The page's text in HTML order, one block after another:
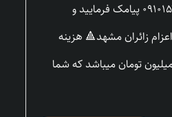
نمایید و به شماره ۰۹۱۰۱۵۷۱۷۱۱ پیامک فرمایید و
زائران مشهد🔺 هزینه
تومان میباشد که شما